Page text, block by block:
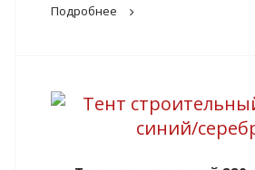
Подробнее